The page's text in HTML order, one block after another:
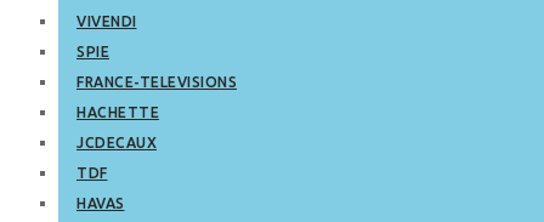
VIVENDI
SPIE
FRANCE-TELEVISIONS
HACHETTE
JCDECAUX
TDF
HAVAS